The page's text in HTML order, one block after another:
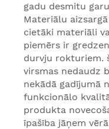
gadu desmitu
Materiālu
cietāki materiāli
piemērs ir
durvju rokturiem.
virsmas nedaudz
nekādā gadījumā
funkcionālo
produkta
īpašība jāņem